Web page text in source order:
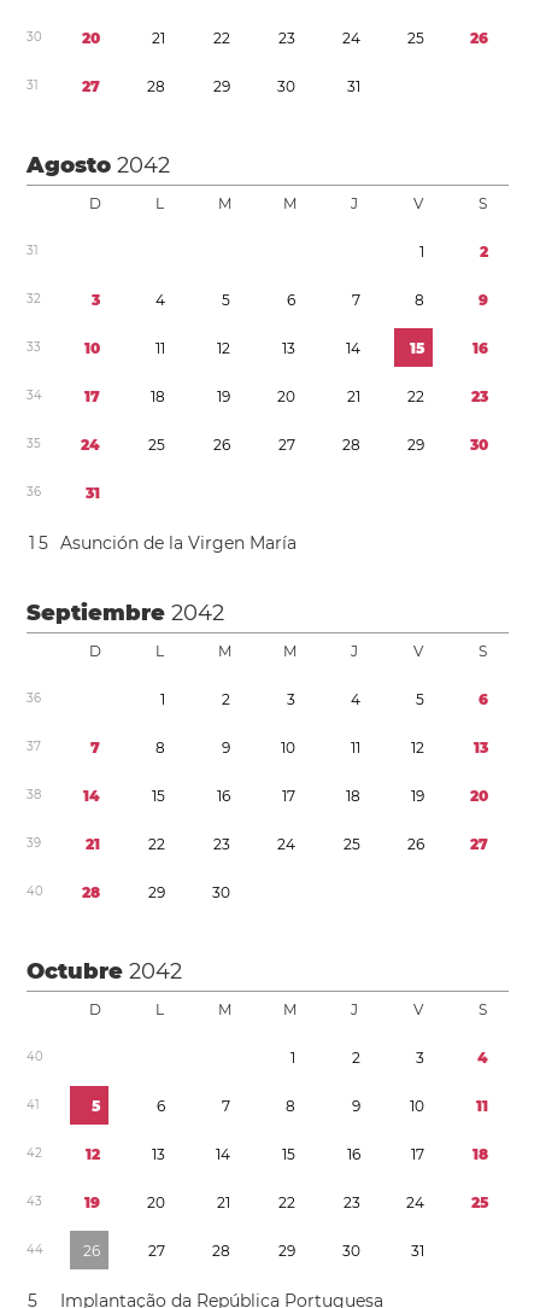
30 20 21 22 23 24 25 26
31 27 28 29 30 31
Agosto2042
D L M M J V S
31 1 2
32 3 4 5 6 7 8 9
33 10 11 12 13 14 15 16
34 17 18 19 20 21 22 23
35 24 25 26 27 28 29 30
36 31
1 5 Asunción de la Virgen María
Septiembre2042
D L M M J V S
36 1 2 3 4 5 6
37 7 8 9 10 11 12 13
38 14 15 16 17 18 19 20
39 21 22 23 24 25 26 27
40 28 29 30
Octubre2042
D L M M J V S
40 1 2 3 4
41 5 6 7 8 9 10 11
42 12 13 14 15 16 17 18
43 19 20 21 22 23 24 25
44 26 27 28 29 30 31
5 Implantação da República Portuguesa